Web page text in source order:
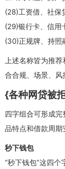
(28)工资借、社保
(29)银行卡、信用
(30)正规牌、持照
上述名称皆为推
合合规、场景、风
{各种网贷被
四字组合可形成
品特点和借款周期
秒下钱包
“秒下钱包”这四个